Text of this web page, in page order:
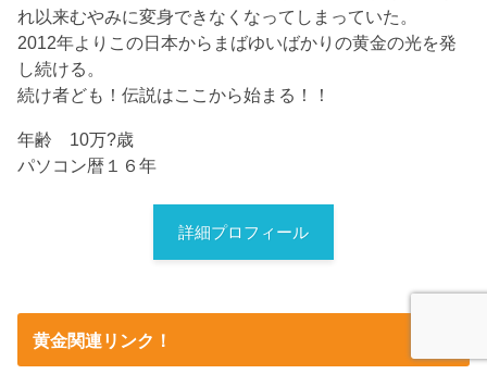
れ以来むやみに変身できなくなってしまっていた。
2012年よりこの日本からまばゆいばかりの黄金の光を発
し続ける。
続け者ども！伝説はここから始まる！！
年齢 10万?歳
パソコン暦１６年
詳細プロフィール
黄金関連リンク！